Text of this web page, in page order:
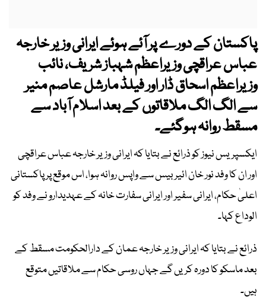
پاکستان کے دورے پر آئے ہوئے ایرانی وزیر خارجہ
عباس عراقچی وزیراعظم شہباز شریف، نائب
وزیراعظم اسحاق ڈار اور فیلڈ مارشل عاصم منیر
سے الگ الگ ملاقاتوں کے بعد اسلام آباد سے
مسقط روانہ ہوگئے۔
ایکسپریس نیوز کو ذرائع نے بتایا کہ ایرانی وزیر خارجہ عباس عراقچی
اور ان کا وفد نور خان ائیربیس سے واپس روانہ ہوا، اس موقع پر پاکستانی
اعلیٰ حکام، ایرانی سفیر اور ایرانی سفارت خانہ کے عہدیدارو نے وفد کو
الوداع کہا۔
ذرائع نے بتایا کہ ایرانی وزیر خارجہ عمان کے دارالحکومت مسقط کے
بعد ماسکو کا دورہ کریں گے جہاں روسی حکام سے ملاقاتیں متوقع
ہیں۔